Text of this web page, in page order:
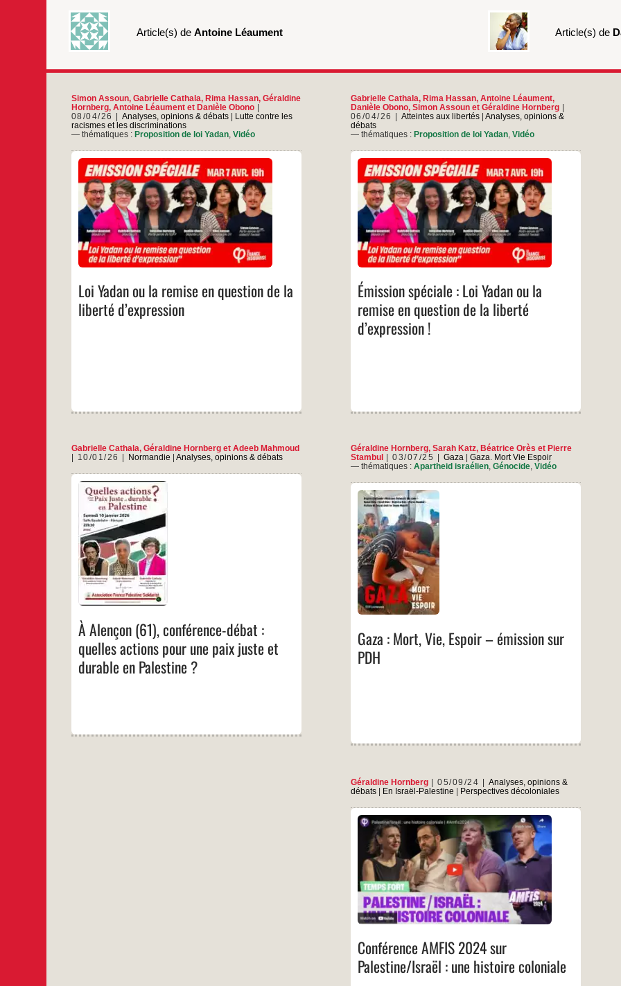
Article(s) de Antoine Léaument Article(s) de
Simon Assoun, Gabrielle Cathala, Rima Hassan, Géraldine
Hornberg, Antoine Léaumentet Danièle Obono
08/04/26
Analyses, opinions & débats
Lutte contre les
racismes et les discriminations
— thématiques : Proposition de loi Yadan, Vidéo
Loi Yadan ou la remise en question de la
liberté d’expression
La loi Yadan sera examinée les 16 et 17 avril à
l’Assemblée nationale. Dans ce débat, les
dangers de cette PPL sont débattus :
instrumentalisation de la lutte contre
l’antisémitisme et attaque grave contre la liberté
d’expression, la liberté d’opinion et la liberté
académique.
Gabrielle Cathala, Rima Hassan, Antoine Léaument,
Danièle Obono, Simon Assounet Géraldine Hornberg
06/04/26
Atteintes aux libertés |Analyses, opinions &
débats
— thématiques : Proposition de loi Yadan, Vidéo
Émission spéciale : Loi Yadan ou la
remise en question de la liberté
d’expression !
Émission spéciale : Loi Yadan ou la remise en
question de la liberté d’expression ! La loi Yadan
sera examinée les 16 et 17 avril à l’Assemblée
nationale. À cette occasion, nous reviendrons
sur les atteintes aux libertés fondamentales,
dont la liberté d’expression, qui
seraient permises par ce texte. Rendez-vous
pour notre émission
…
Émission
spéciale
:
Loi
Yadan
ou
la
remise
Gabrielle Cathala, Géraldine Hornberget Adeeb Mahmoud
10/01/26
Normandie |Analyses, opinions & débats
À Alençon (61), conférence-débat :
quelles actions pour une paix juste et
durable en Palestine ?
En présence de Géraldine Hornberg de l’UJFP.
Géraldine Hornberg, Sarah Katz, Béatrice Orès et Pierre
Stambul
03/07/25 Gaza
Gaza. Mort Vie Espoir
— thématiques : Apartheid israélien, Génocide, Vidéo
Gaza : Mort, Vie, Espoir – émission sur
PDH
Présentation de l’apartheid israélien, du lien
entre l’UJFP et les paysans de Gaza depuis
2016, et du lien social qui persiste depuis le
début du génocide à travers le livre Gaza :
Mort, vie, espoir, publié aux éditions Riveneuve
en avril 2025. Avec Géraldine Hornberg, Sarah
Gaza
Mort,
Vie,
Espoir
émission
sur
Géraldine Hornberg 05/09/24
Analyses, opinions &
débats| En Israël-Palestine Perspectives décoloniales
Conférence AMFIS 2024 sur
Palestine/Israël : une histoire coloniale
Géraldine Hornberg de l’UJFP a participé au
grand débat qui réunissait : Géraldine Hornberg
intervient à 40mn 23sec